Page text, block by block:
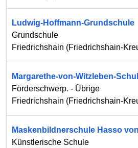
Ludwig-Hoffmann-Grundschule
Grundschule
Friedrichshain (Friedrichshain-
Margarethe-von-Witzleben-
Förderschwerp. - Übrige
Friedrichshain (Friedrichshain-
Maskenbildnerschule Hasso
Künstlerische Schule